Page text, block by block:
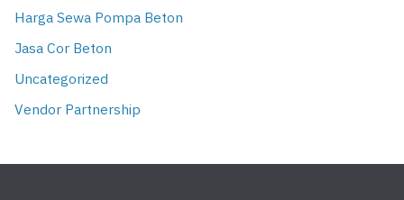
Harga Sewa Pompa Beton
Jasa Cor Beton
Uncategorized
Vendor Partnership